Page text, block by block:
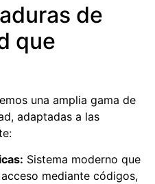
de
que
una amplia gama de
adaptadas a las
Sistema moderno que
mediante códigos,